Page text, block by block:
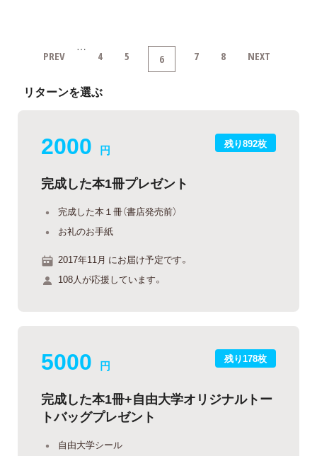
PREV … 4 5 6 7 8 NEXT
リターンを選ぶ
残り892枚
2000 円
完成した本1冊プレゼント
完成した本１冊（書店発売前）
お礼のお手紙
2017年11月 にお届け予定です。
108人が応援しています。
残り178枚
5000 円
完成した本1冊+自由大学オリジナルトー
トバッグプレゼント
自由大学シール